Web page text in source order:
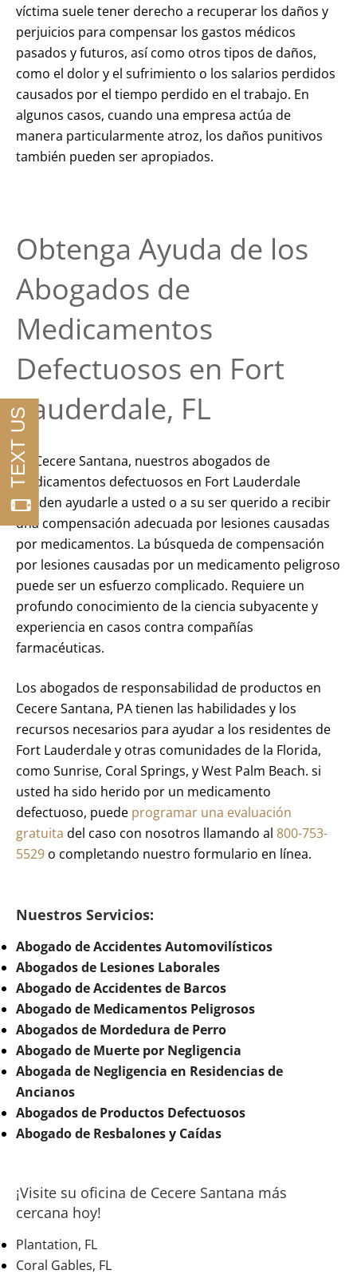
víctima suele tener derecho a recuperar los daños y
perjuicios para compensar los gastos médicos
pasados y futuros, así como otros tipos de daños,
como el dolor y el sufrimiento o los salarios perdidos
causados por el tiempo perdido en el trabajo. En
algunos casos, cuando una empresa actúa de
manera particularmente atroz, los daños punitivos
también pueden ser apropiados.
Obtenga Ayuda de los
Abogados de
Medicamentos
Defectuosos en Fort
Lauderdale, FL
En Cecere Santana, nuestros abogados de
medicamentos defectuosos en Fort Lauderdale
pueden ayudarle a usted o a su ser querido a recibir
una compensación adecuada por lesiones causadas
por medicamentos. La búsqueda de compensación
por lesiones causadas por un medicamento peligroso
puede ser un esfuerzo complicado. Requiere un
profundo conocimiento de la ciencia subyacente y
experiencia en casos contra compañías
farmacéuticas.
Los abogados de responsabilidad de productos en
Cecere Santana, PA tienen las habilidades y los
recursos necesarios para ayudar a los residentes de
Fort Lauderdale y otras comunidades de la Florida,
como Sunrise, Coral Springs, y West Palm Beach. si
usted ha sido herido por un medicamento
defectuoso, puede programar una evaluación
gratuita del caso con nosotros llamando al800-753-
5529 o completando nuestro formulario en línea.
Nuestros Servicios:
Abogado de Accidentes Automovilísticos
Abogados de Lesiones Laborales
Abogado de Accidentes de Barcos
Abogado de Medicamentos Peligrosos
Abogados de Mordedura de Perro
Abogado de Muerte por Negligencia
Abogada de Negligencia en Residencias de
Ancianos
Abogados de Productos Defectuosos
Abogado de Resbalones y Caídas
¡Visite su oficina de Cecere Santana más
cercana hoy!
Plantation, FL
Coral Gables, FL